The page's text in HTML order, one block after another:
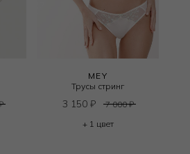
MEY
Трусы стринг
3 150 ₽ 7 000₽
+ 1 цвет